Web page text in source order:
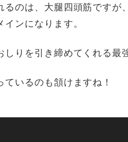
のは、大腿四頭筋ですが
ンになります。
りを引き締めてくれる最
いるのも頷けますね！